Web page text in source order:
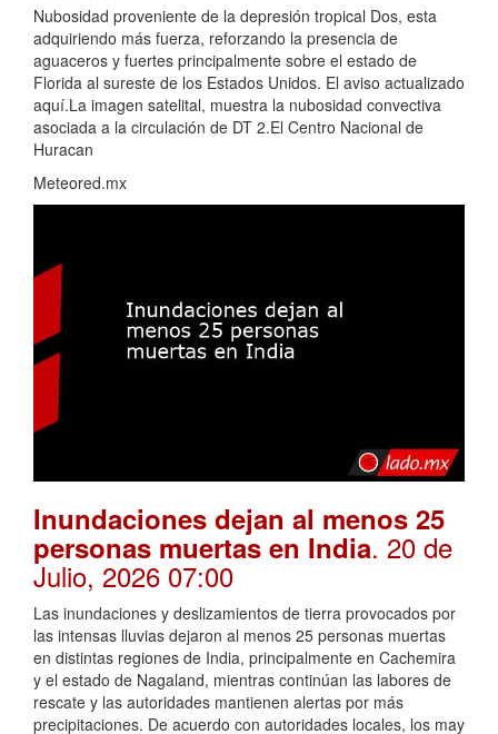
Nubosidad proveniente de la depresión tropical Dos, esta
adquiriendo más fuerza, reforzando la presencia de
aguaceros y fuertes principalmente sobre el estado de
Florida al sureste de los Estados Unidos. El aviso actualizado
aquí.La imagen satelital, muestra la nubosidad convectiva
asociada a la circulación de DT 2.El Centro Nacional de
Huracan
Meteored.mx
Inundaciones dejan al menos 25
personas muertas en India. 20 de
Julio, 2026 07:00
Las inundaciones y deslizamientos de tierra provocados por
las intensas lluvias dejaron al menos 25 personas muertas
en distintas regiones de India, principalmente en Cachemira
y el estado de Nagaland, mientras continúan las labores de
rescate y las autoridades mantienen alertas por más
precipitaciones. De acuerdo con autoridades locales, los may